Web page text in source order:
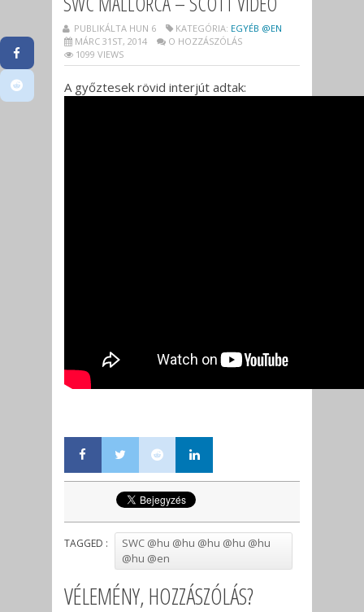
PUBLIKÁLTA HUN 6 KATEGÓRIA: EGYÉB @EN
MÁRC 31ST, 2014
O HOZZÁSZÓLÁS
1099 VIEWS
A győztesek rövid interjút adtak:
TAGGED :
SWC @hu @hu @hu @hu @hu
@hu @en
VÉLEMÉNY, HOZZÁSZÓLÁS?